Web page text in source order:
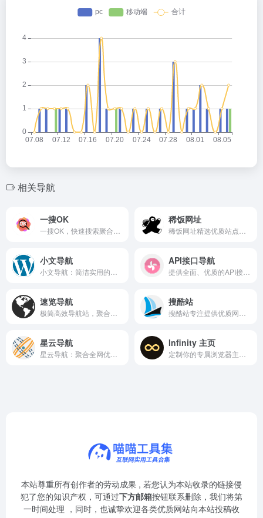
相关导航
一搜OK 稀饭网址
小文导航 API接口导航
速览导航 搜酷站
星云导航 Infinity 主页
本站尊重所有创作者的劳动成果 , 若您认为本站收录的链接侵
犯了您的知识产权，可通过下方邮箱按钮联系删除，我们将第
一时间处理 ，同时，也诚挚欢迎各类优质网站向本站投稿收